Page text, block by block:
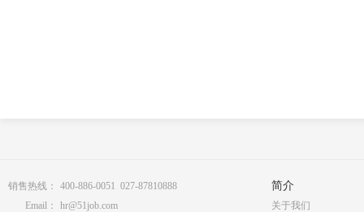
销售热线：
400-886-0051 027-87810888
Email：
hr@51job.com
简介
关于我们